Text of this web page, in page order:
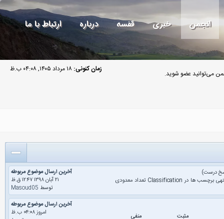
انجمن خبری قفسه درباره ارتباط با ما
زمان کنونی: ۱۸ مرداد ۱۴۰۵, ۰۴:۰۸ ب.ظ می‌توانید عضو شوید.
درست)
در هر دو حوزه classification و regression هدف تخمین (پیشبینی) مقدار برچسب یک دیتا هست. منتهی برچسب ها در Classification تعداد معدودی
آخرین ارسال موضوع مربوطه
۲۱ آبان ۱۳۹۸ ۱۲:۴۷ ق.ظ
توسط Masoud05
مثبت منفی
آخرین ارسال موضوع مربوطه
امروز ۰۴:۰۸ ب.ظ